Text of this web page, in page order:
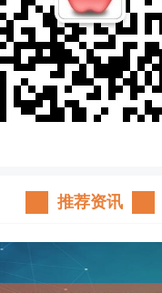
推荐资讯